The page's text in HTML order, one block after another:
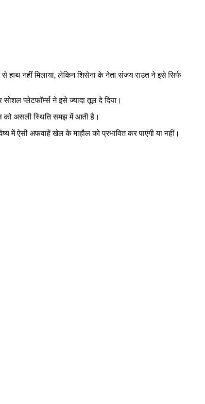
हाथ नहीं मिलाया, लेकिन शिसेना के नेता संजय राउत ने इसे सिर्फ
प्लेटफॉर्म्स ने इसे ज्यादा तूल दे दिया।
को असली स्थिति समझ में आती है।
में ऐसी अफवाहें खेल के माहौल को प्रभावित कर पाएंगी या नहीं।